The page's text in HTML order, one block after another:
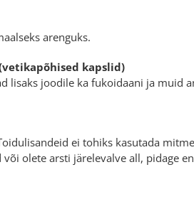
arenguks.
kapslid)
lisaks joodile ka fukoidaani ja muid
ei tohiks kasutada
olete arsti järelevalve all, pidage